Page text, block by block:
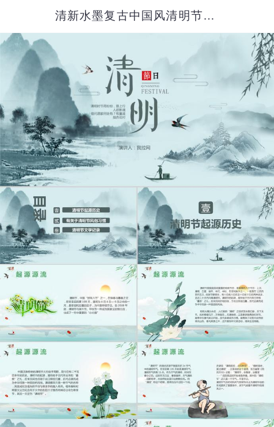
清新水墨复古中国风清明节PPT模板